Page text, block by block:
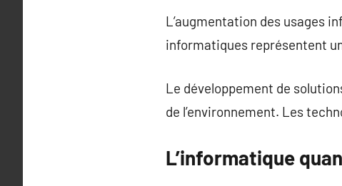
L’augmentation des usages
informatiques représentent
Le développement de
de l’environnement. Les
L’informatique